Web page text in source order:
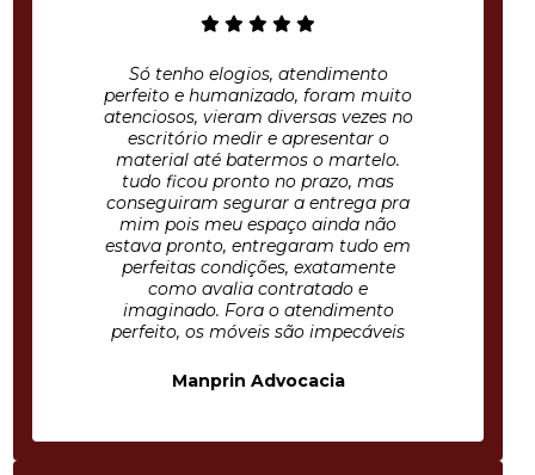
Só tenho elogios, atendimento
perfeito e humanizado, foram muito
atenciosos, vieram diversas vezes no
escritório medir e apresentar o
material até batermos o martelo.
tudo ficou pronto no prazo, mas
conseguiram segurar a entrega pra
mim pois meu espaço ainda não
estava pronto, entregaram tudo em
perfeitas condições, exatamente
como avalia contratado e
imaginado. Fora o atendimento
perfeito, os móveis são impecáveis
Manprin Advocacia